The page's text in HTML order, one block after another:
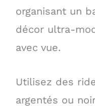
organisant un
décor ultra-
avec vue.
Utilisez des
argentés ou